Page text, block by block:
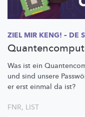
ZIEL MIR KENG! – DE
Was ist ein
und sind unsere
er erst einmal da ist?
FNR, LIST